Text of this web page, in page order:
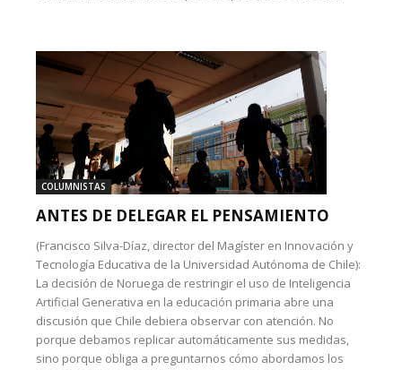
COLUMNISTAS
ANTES DE DELEGAR EL PENSAMIENTO
(Francisco Silva-Díaz, director del Magíster en Innovación y
Tecnología Educativa de la Universidad Autónoma de Chile):
La decisión de Noruega de restringir el uso de Inteligencia
Artificial Generativa en la educación primaria abre una
discusión que Chile debiera observar con atención. No
porque debamos replicar automáticamente sus medidas,
sino porque obliga a preguntarnos cómo abordamos los